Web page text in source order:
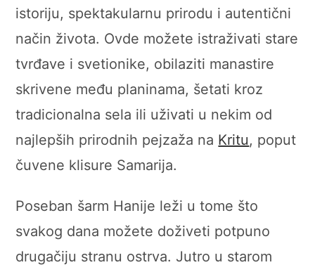
istoriju, spektakularnu prirodu i autentični
način života. Ovde možete istraživati stare
tvrđave i svetionike, obilaziti manastire
skrivene među planinama, šetati kroz
tradicionalna sela ili uživati u nekim od
najlepših prirodnih pejzaža na Kritu, poput
čuvene klisure Samarija.
Poseban šarm Hanije leži u tome što
svakog dana možete doživeti potpuno
drugačiju stranu ostrva. Jutro u starom